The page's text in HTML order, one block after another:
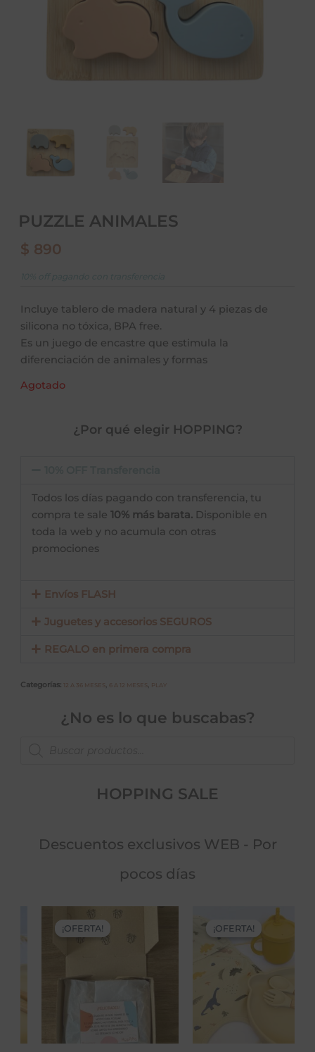
PUZZLE ANIMALES
$ 890
Incluye tablero de madera natural y 4 piezas de
silicona no tóxica, BPA free.
Es un juego de encastre que estimula la
diferenciación de animales y formas
Agotado
¿Por qué elegir HOPPING?
Todos los días pagando con transferencia, tu
compra te sale10% más barata. Disponible en
toda la web y no acumula con otras
promociones
Envíos FLASH
Juguetes y accesorios SEGUROS
REGALO en primera compra
Categorías: 12 A 36 MESES , 6 A 12 MESES , PLAY
¿No es lo que buscabas?
HOPPING SALE
Descuentos exclusivos WEB - Por
pocos días
¡OFERTA!
¡OFERTA!
price
was:
price
is:
¡OFERTA!
¡OFERTA!
price
was:
$ 2.570.
Current
price